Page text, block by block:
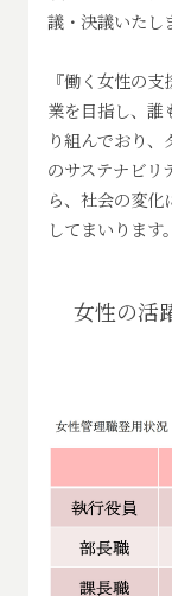
議・決議いたし
『働く女性の
業を目指し、誰
り組んでおり
のサステナビリ
ら、社会の変
してまいります。
女性の